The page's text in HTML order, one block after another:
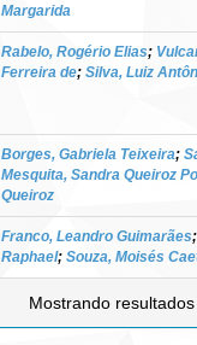
Margarida
Rabelo, Rogério Elias;
Ferreira de; Silva, Luiz
Borges, Gabriela Teixeira;
Mesquita, Sandra Queiroz
Queiroz
Franco, Leandro Guimarães;
Raphael; Souza, Moisés
Mostrando resultados